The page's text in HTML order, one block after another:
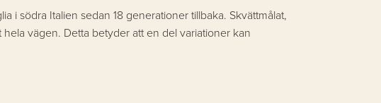
i södra Italien sedan 18 generationer tillbaka. Skvättmålat,
vägen. Detta betyder att en del variationer kan